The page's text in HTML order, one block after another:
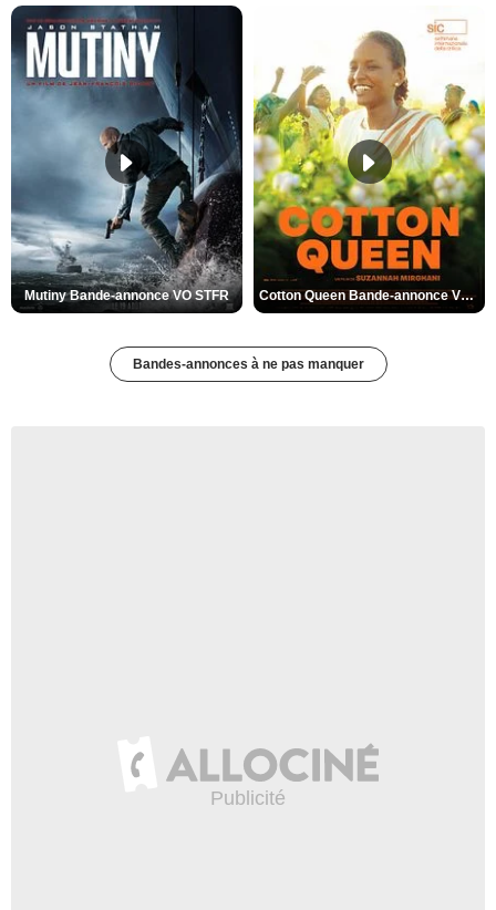
Mutiny Bande-annonce VO STFR Cotton Queen Bande-annonce VO STFR
Bandes-annonces à ne pas manquer